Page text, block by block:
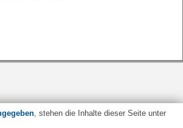
, stehen die Inhalte dieser Seite unter